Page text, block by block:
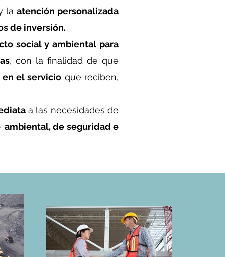
la atención personalizada
de inversión.
social y ambiental para
, con la finalidad de que
el servicio que reciben,
a las necesidades de
de seguridad e